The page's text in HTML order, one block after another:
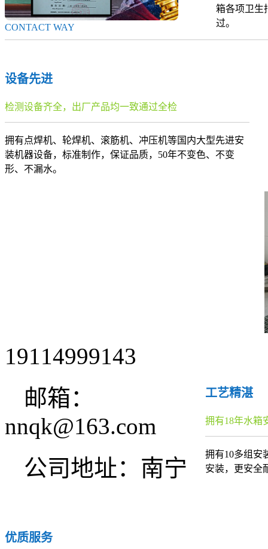
箱各项卫生
过。
设备先进
检测设备齐全，出厂产品均一致通过全检
拥有点焊机、轮焊机、滚筋机、冲压机等国内大型先进安
装机器设备，标准制作，保证品质，50年不变色、不变
形、不漏水。
工艺精湛
拥有18年水箱
拥有10多组安
安装，更安全
优质服务
CONTACT WAY
19114999143
邮箱：
nnqk@163.com
公司地址：南宁